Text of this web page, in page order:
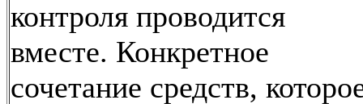
контроля проводится
вместе. Конкретное
сочетание средств,